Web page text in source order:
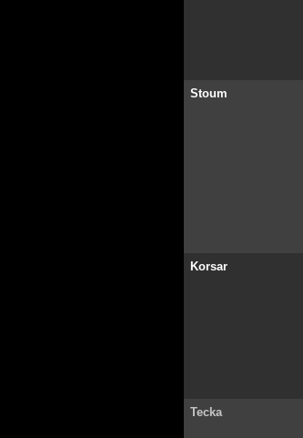
Stoum
Korsar
Tecka